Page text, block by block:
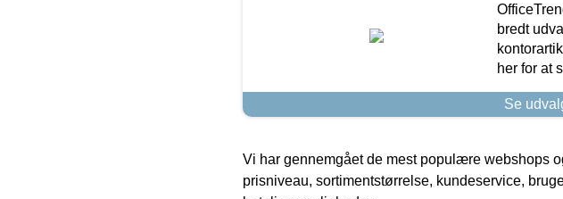
bredt
her for at
Se
Vi har gennemgået de mest populære webshops
prisniveau, sortimentstørrelse, kundeservice,